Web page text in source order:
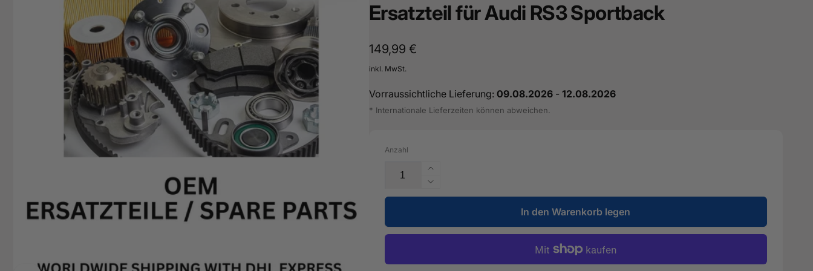
Ersatzteil für Audi RS3 Sportback
Normaler
Preis
149,99 €
inkl. MwSt.
Vorraussichtliche Lieferung: 09.08.2026- 12.08.2026
* Internationale Lieferzeiten können abweichen.
Anzahl
Erhöhe
die
Menge
Schraubenfeder
-
511
Verringere
die
für
Schraubenfeder
5Q0
In den Warenkorb legen